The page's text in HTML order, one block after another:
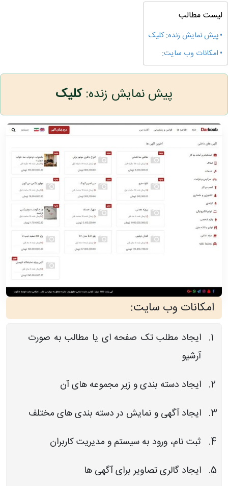
لیست مطالب
پیش نمایش زنده: کلیک
امکانات وب سایت:
پیش نمایش زنده:کلیک
امکانات وب سایت:
ایجاد مطلب تک صفحه ای یا مطالب به صورت
آرشیو
ایجاد دسته بندی و زیر مجموعه های آن
ایجاد آگهی و نمایش در دسته بندی های مختلف
ثبت نام، ورود به سیستم و مدیریت کاربران
ایجاد گالری تصاویر برای آگهی ها